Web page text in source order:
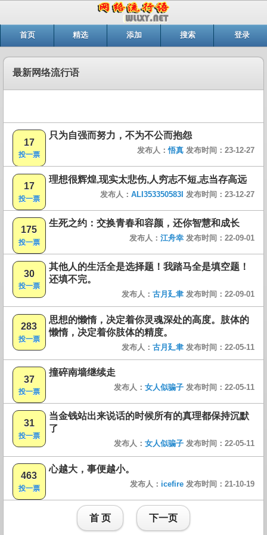
首页 精选 添加 搜索 登录
最新网络流行语
17
投一票
只为自强而努力，不为不公而抱怨
发布人：悟真 发布时间：23-12-27
17
投一票
理想很辉煌,现实太悲伤,人穷志不短,志当存高远
发布人： ALI353350583I 发布时间：23-12-27
175
投一票
生死之约：交换青春和容颜，还你智慧和成长
发布人： 江舟幸 发布时间：22-09-01
30
投一票
其他人的生活全是选择题！我踏马全是填空题！
还填不完。
发布人： 古月廴聿 发布时间：22-09-01
283
投一票
思想的懒惰，决定着你灵魂深处的高度。肢体的
懒惰，决定着你肢体的精度。
发布人： 古月廴聿 发布时间：22-05-11
37
投一票
撞碎南墙继续走
发布人： 女人似骗子 发布时间：22-05-11
31
投一票
当金钱站出来说话的时候所有的真理都保持沉默
了
发布人： 女人似骗子 发布时间：22-05-11
463
投一票
心越大，事便越小。
发布人： icefire 发布时间：21-10-19
首 页 下一页